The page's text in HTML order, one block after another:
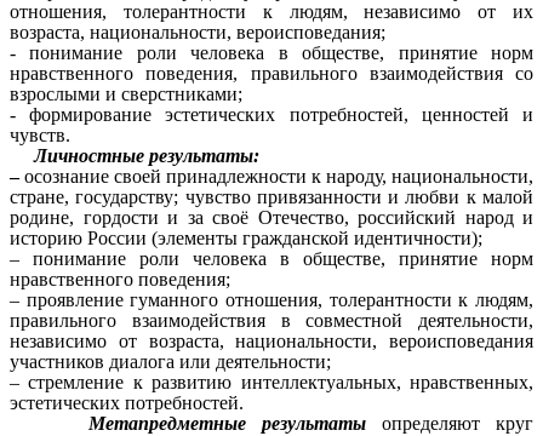
отношения, толерантности к людям, независимо от их
возраста, национальности, вероисповедания;
- понимание роли человека в обществе, принятие норм
нравственного поведения, правильного взаимодействия со
взрослыми и сверстниками;
- формирование эстетических потребностей, ценностей и
чувств.
Личностные результаты:
–осознание своей принадлежности к народу, национальности,
стране, государству; чувство привязанности и любви к малой
родине, гордости и за своё Отечество, российский народ и
историю России (элементы гражданской идентичности);
– понимание роли человека в обществе, принятие норм
нравственного поведения;
– проявление гуманного отношения, толерантности к людям,
правильного взаимодействия в совместной деятельности,
независимо от возраста, национальности, вероисповедания
участников диалога или деятельности;
– стремление к развитию интеллектуальных, нравственных,
эстетических потребностей.
Метапредметные результаты определяют круг